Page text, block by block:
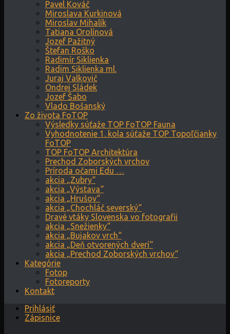
Pavel Kováč
Miroslava Kurkinová
Miroslav Mihalík
Tatiana Orolínová
Jozef Pažitný
Štefan Roško
Radimír Siklienka
Radim Siklienka ml.
Juraj Valkovič
Ondrej Sládek
Jozef Šabo
Vlado Bošanský
Zo života FoTOP
Výsledky súťaže TOP FoTOP Fauna
Vyhodnotenie 1. kola súťaže TOP Topoľčianky
FoTOP
TOP FoTOP Architektúra
Prechod Zoborských vrchov
Príroda očami Edu …
akcia „Zubry“
akcia „Výstava“
akcia „Hrušov“
akcia „Chochláč severský“
Dravé vtáky Slovenska vo fotografii
akcia „Snežienky“
akcia „Bujakov vrch“
akcia „Deň otvorených dverí“
akcia „Prechod Zoborských vrchov“
Kategórie
Fotop
Fotoreporty
Kontakt
Prihlásiť
Zápisnice